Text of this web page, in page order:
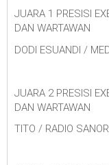
JUARA 1 PRESISI
DAN WARTAWAN
DODI ESUANDI /
JUARA 2 PRESISI
DAN WARTAWAN
TITO / RADIO